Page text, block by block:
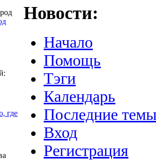
где
Новости:
Начало
Помощь
Тэги
Календарь
Последние
Вход
Регистрация